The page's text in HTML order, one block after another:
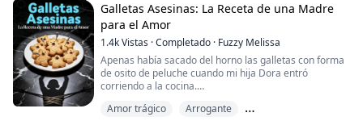
Y una de estas era su secretaria...
Galletas Asesinas: La Receta de una Madre
para el Amor
1.4kVistas ·Completado · Fuzzy Melissa
Apenas había sacado del horno las galletas con forma
de osito de peluche cuando mi hija Dora entró
corriendo a la cocina.
—¡Dora, cariño! ¡Las galletas especiales de mamá ya
Amor trágico
Arrogante